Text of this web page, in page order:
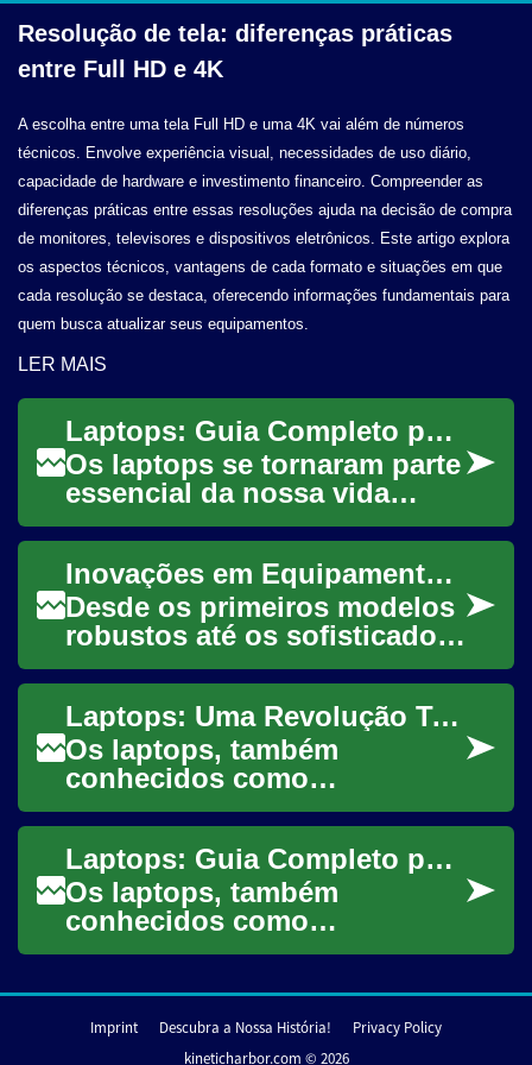
Resolução de tela: diferenças práticas
entre Full HD e 4K
A escolha entre uma tela Full HD e uma 4K vai além de números
técnicos. Envolve experiência visual, necessidades de uso diário,
capacidade de hardware e investimento financeiro. Compreender as
diferenças práticas entre essas resoluções ajuda na decisão de compra
de monitores, televisores e dispositivos eletrônicos. Este artigo explora
os aspectos técnicos, vantagens de cada formato e situações em que
cada resolução se destaca, oferecendo informações fundamentais para
quem busca atualizar seus equipamentos.
LER MAIS
Laptops: Guia Completo para Escolher o Melhor Computador Portátil
Os laptops se tornaram parte
essencial da nossa vida
cotidiana, oferecendo
portabilidade e poder de
computação em um ...
Inovações em Equipamentos de Comunicação Pessoal
Desde os primeiros modelos
robustos até os sofisticados
dispositivos que cabem na
palma da mão, a evolução
dos equipa...
Laptops: Uma Revolução Tecnológica Portátil
Os laptops, também
conhecidos como
notebooks, transformaram
radicalmente a maneira como
interagimos com a
tecnologia....
Laptops: Guia Completo para Escolher o Melhor Computador Portátil
Os laptops, também
conhecidos como
notebooks, tornaram-se uma
nossa vida cotidiana. Seja
para...
Imprint Descubra a Nossa História!
Privacy Policy
kineticharbor.com © 2026